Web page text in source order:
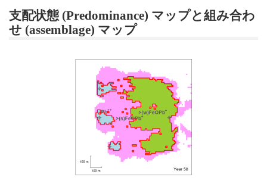
支配状態 (Predominance) マップと組み合わ
せ (assemblage) マップ